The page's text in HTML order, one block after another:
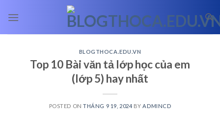
BLOGTHOCA.EDU.VN
Top 10 Bài văn tả lớp học của em
(lớp 5) hay nhất
POSTED ONTHÁNG 9 19, 2024 BY ADMINCD